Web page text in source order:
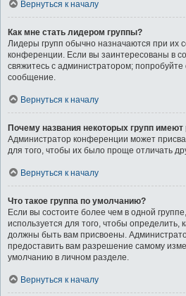
Вернуться к началу
Как мне стать лидером группы?
Лидеры групп обычно назначаются при их
конференции. Если вы заинтересованы в
свяжитесь с администратором; попробуйте
сообщение.
Вернуться к началу
Почему названия некоторых групп имеют
Администратор конференции может
для того, чтобы их было проще отличать
Вернуться к началу
Что такое группа по умолчанию?
Если вы состоите более чем в одной
используется для того, чтобы определить,
должны быть вам присвоены.
предоставить вам разрешение самому
умолчанию в личном разделе.
Вернуться к началу